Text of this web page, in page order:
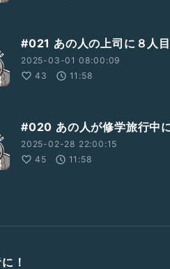
#021 あの人の上司に８人
2025-03-01 08:00:09
43
11:58
#020 あの人が修学旅行中
2025-02-28 22:00:15
45
11:58
！